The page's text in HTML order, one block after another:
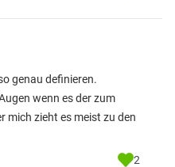
genau definieren.
wenn es der zum
mich zieht es meist zu den
2